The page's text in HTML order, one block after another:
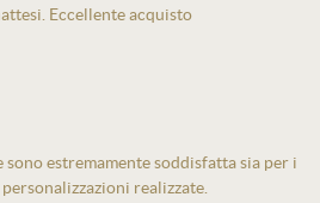
Eccellente acquisto
estremamente soddisfatta sia per i
realizzate.